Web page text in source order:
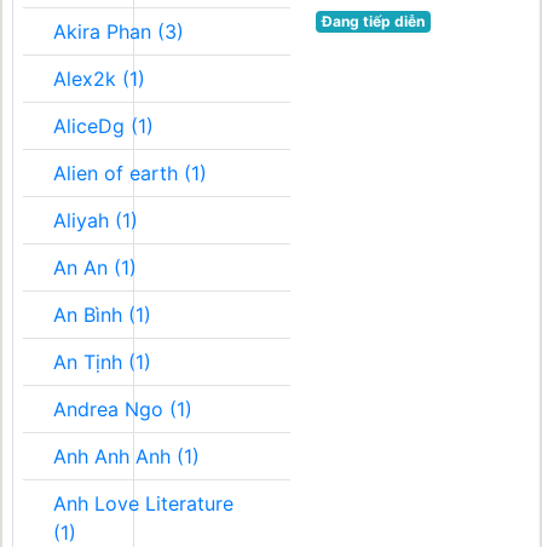
Akira Phan (3)
Alex2k (1)
AliceDg (1)
Alien of earth (1)
Aliyah (1)
An An (1)
An Bình (1)
An Tịnh (1)
Andrea Ngo (1)
Anh Anh Anh (1)
Anh Love Literature
(1)
Đang tiếp diễn